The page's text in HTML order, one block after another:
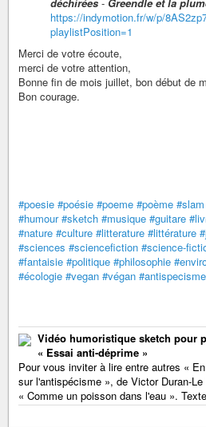
https://indymotion.fr/w/p/
playlistPosition=1
Merci de votre écoute,
merci de votre attention,
Bonne fin de mois juillet, bon début de
Bon courage.
#poesie #poésie #poeme #poème #slam
#humour #sketch #musique #guitare
#nature #culture #litterature #littérature
#sciences #sciencefiction #science-
#fantaisie #politique #philosophie
#écologie #vegan #végan #antispecisme
Vidéo humoristique sketch pour
« Essai anti-déprime »
Pour vous inviter à lire entre autres «
sur l'antispécisme », de Victor Duran-
« Comme un poisson dans l'eau ».